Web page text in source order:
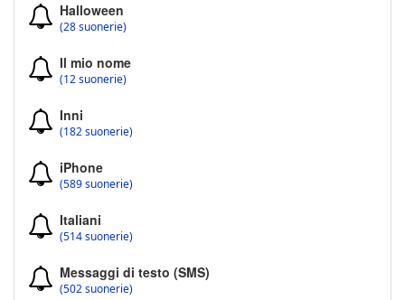
Halloween
(28 suonerie)
Il mio nome
(12 suonerie)
Inni
(182 suonerie)
iPhone
(589 suonerie)
Italiani
(514 suonerie)
Messaggi di testo (SMS)
(502 suonerie)